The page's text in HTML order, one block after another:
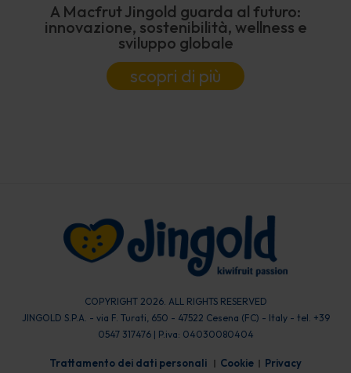
A Macfrut Jingold guarda al futuro:
innovazione, sostenibilità, wellness e
sviluppo globale
scopri di più
COPYRIGHT 2026. ALL RIGHTS RESERVED
JINGOLD S.P.A. - via F. Turati, 650 - 47522 Cesena (FC) - Italy - tel. +39
0547 317476 | P.iva: 04030080404
Trattamento dei dati personali Cookie Privacy